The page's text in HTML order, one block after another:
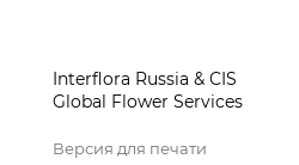
Interflora Russia & CIS
Global Flower Services
Версия для печати